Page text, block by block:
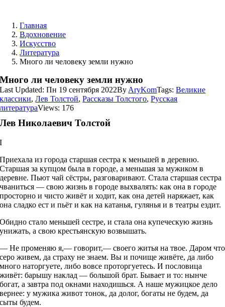
contentГлавная
Вдохновение
Искусство
Литература
Много ли человеку земли нужно
Много ли человеку земли нужно
Last Updated: Пн 19 сентября 2022By AryKomTags:Великие
классики,Лев Толстой,Рассказы Толстого,Русская
литератураViews: 176
Лев Николаевич Толстой
I
Приехала из города старшая сестра к меньшей в деревню.
Старшая за купцом была в городе, а меньшая за мужиком в
деревне. Пьют чай сёстры, разговаривают. Стала старшая сестра
чваниться — свою жизнь в городе выхвалять: как она в городе
просторно и чисто живёт и ходит, как она детей наряжает, как
она сладко ест и пьёт и как на катанья, гулянья и в театры ездит.
Обидно стало меньшей сестре, и стала она купеческую жизнь
унижать, а свою крестьянскую возвышать.
— Не променяю я,— говорит,— своего житья на твое. Даром что
серо живем, да страху не знаем. Вы и почище живёте, да либо
много наторгуете, либо вовсе проторгуетесь. И пословица
живёт: барышу наклад — большой брат. Бывает и то: нынче
богат, а завтра под окнами находишься. А наше мужицкое дело
вернее: у мужика живот тонок, да долог, богаты не будем, да
сыты будем.